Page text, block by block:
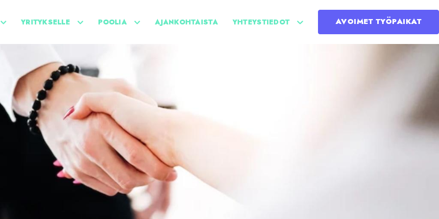
YRITYKSELLE POOLIA AJANKOHTAISTA YHTEYSTIEDOT AVOIMET TYÖPAIKAT